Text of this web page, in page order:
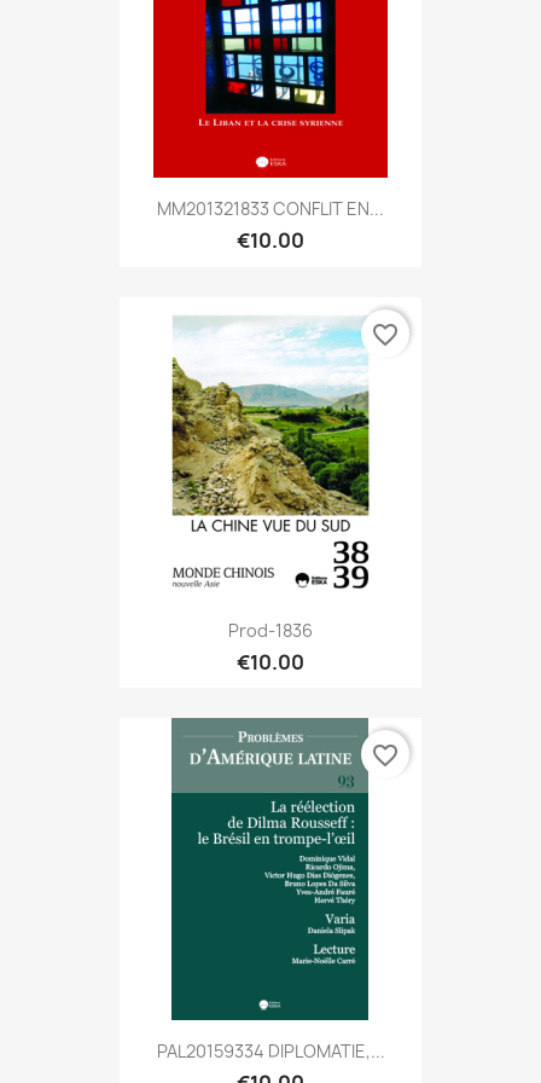
MM201321833 CONFLIT EN...
€10.00
Prod-1836
€10.00
favorite_border
PAL20159334 DIPLOMATIE,...
favorite_border